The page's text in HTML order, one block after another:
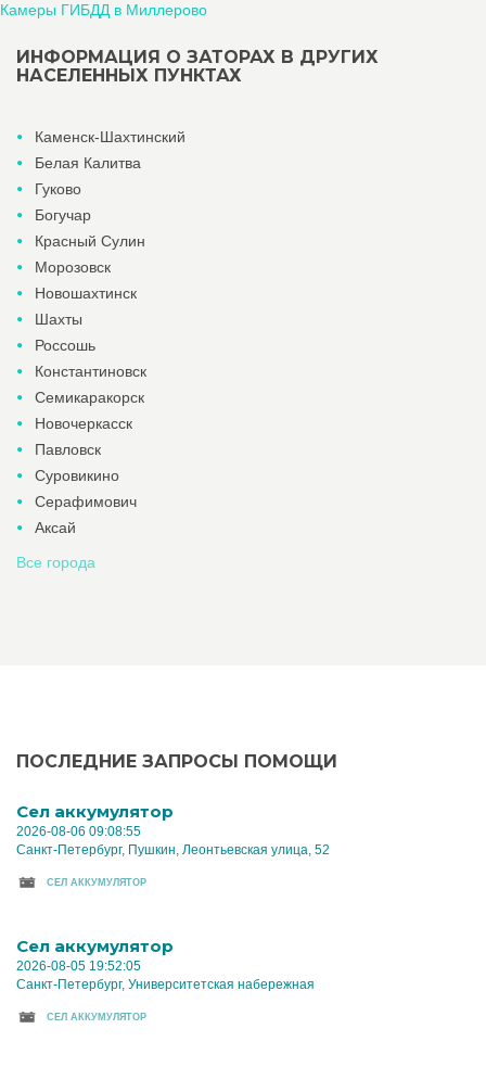
Камеры ГИБДД в Миллерово
ИНФОРМАЦИЯ О ЗАТОРАХ В ДРУГИХ
НАСЕЛЕННЫХ ПУНКТАХ
Каменск-Шахтинский
Белая Калитва
Гуково
Богучар
Красный Сулин
Морозовск
Новошахтинск
Шахты
Россошь
Константиновск
Семикаракорск
Новочеркасск
Павловск
Суровикино
Серафимович
Аксай
Все города
ПОСЛЕДНИЕ ЗАПРОСЫ ПОМОЩИ
Cел аккумулятор
2026-08-06 09:08:55
Санкт-Петербург, Пушкин, Леонтьевская улица, 52
CЕЛ АККУМУЛЯТОР
Cел аккумулятор
2026-08-05 19:52:05
Санкт-Петербург, Университетская набережная
CЕЛ АККУМУЛЯТОР